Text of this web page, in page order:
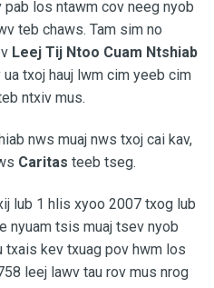
los ntawm cov neeg nyob
teb chaws. Tam sim no
Leej Tij Ntoo Cuam Ntshiab
txoj hauj lwm cim yeeb cim
ntxiv mus.
nws muaj nws txoj cai kav,
Caritas teeb tseg.
lub 1 hlis xyoo 2007 txog lub
nyuam tsis muaj tsev nyob
txais kev txuag pov hwm los
leej lawv tau rov mus nrog